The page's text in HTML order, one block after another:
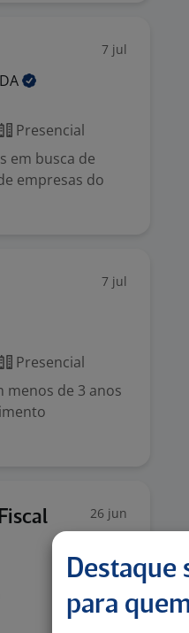
7 jul
Presencial
em busca de
empresas do
7 jul
Presencial
menos de 3 anos
26 jun
Destaque
para